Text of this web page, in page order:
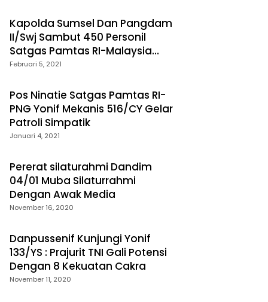
Kapolda Sumsel Dan Pangdam
II/Swj Sambut 450 Personil
Satgas Pamtas RI-Malaysia
Yonif Raider 200/Bn
Februari 5, 2021
Pos Ninatie Satgas Pamtas RI-
PNG Yonif Mekanis 516/CY Gelar
Patroli Simpatik
Januari 4, 2021
Pererat silaturahmi Dandim
04/01 Muba Silaturrahmi
Dengan Awak Media
November 16, 2020
Danpussenif Kunjungi Yonif
133/YS : Prajurit TNI Gali Potensi
Dengan 8 Kekuatan Cakra
November 11, 2020